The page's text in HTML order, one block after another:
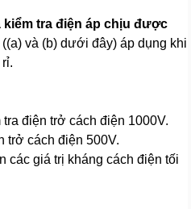
tra điện áp chịu được
và (b) dưới đây) áp dụng khi
điện trở cách điện 1000V.
trở cách điện 500V.
các giá trị kháng cách điện tối